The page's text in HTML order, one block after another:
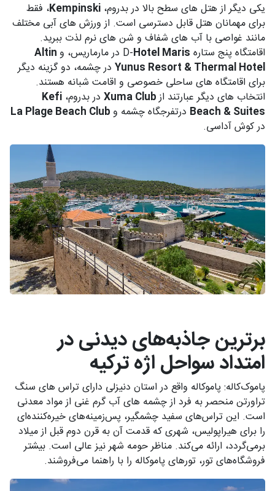
یکی دیگر از هتل های سطح بالا در بدروم، Kempinski، فقط
برای مهمانان هتل قابل دسترسی است. از ورزش های آبی مختلف
مانند غواصی با آب های شفاف و شن های نرم لذت ببرید.
اقامتگاه پنج ستاره D- Hotel Maris در مارماریس، وAltin
Yunus Resort & Thermal Hotel در چشمه، دو گزینه دیگر
برای اقامتگاه های ساحلی خصوصی و اقامت شبانه هستند.
انتخاب های دیگر عبارتند ازXuma Club در بدروم، Kefi
Beach & Suites درتفرجگاه چشمه و
در کوش آداسی.
برترین جاذبه‌های دیدنی در
امتداد سواحل اژه ترکیه
پاموک‌کاله: پاموکاله واقع در استان دنیزلی دارای تراس های سنگ
تراورتن منحصر به فرد از چشمه های آب گرم غنی از مواد معدنی
است. این تراس‌های سفید چشمگیر، پس‌زمینه‌های خیره‌کننده‌ای
را برای هیراپولیس، شهری که قدمت آن به قرن دوم قبل از میلاد
برمی‌گردد، ارائه می‌کند. مناظر حومه شهر نیز عالی است. بیشتر
فروشگاه‌های تور، تورهای پاموکاله را با راهنما می‌فروشند.